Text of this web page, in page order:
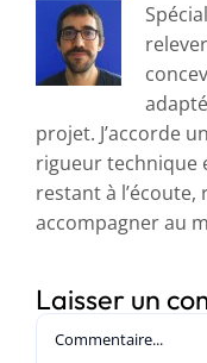
projet. J’accorde
rigueur technique
restant à
accompagner au
Laisser un